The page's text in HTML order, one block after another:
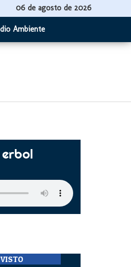
06 de agosto de 2026
Ambiente
erbol